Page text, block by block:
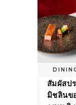
สัมผัสป
มิชลินข